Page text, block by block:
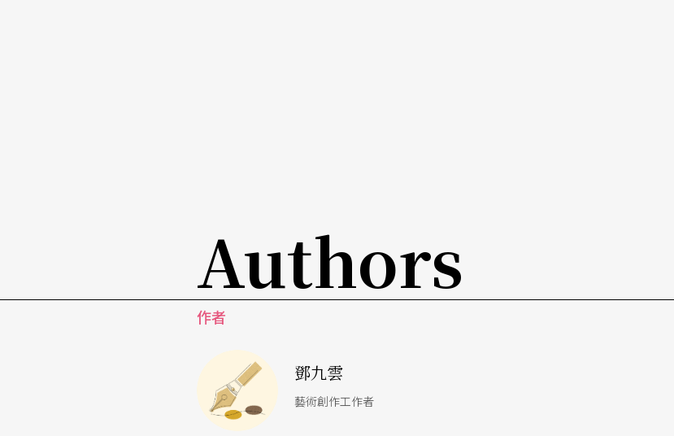
很容易帶著先入為主的濾鏡去評斷，發現原來每個人的思考和感受都是如此多變與深邃。
最後我用這遊戲，來解釋「處境」與「故事」的不同（如果是在文學相關的課程，這部分會是重
頭戲）。同學寫下的這些事件是「處境」，答案揭曉後的內容才是「故事」。處境就只是處境，
中斷。而故事和情節又不一樣，前者是時序牽動，讀者關心的是「然後呢？」情節則是因果關
係，讀者想知道的是「為什麼？」
Authors
作者
鄧九雲
藝術創作工作者